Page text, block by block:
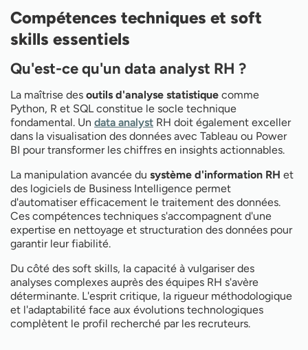
Compétences techniques et soft
skills essentiels
Qu'est-ce qu'un data analyst RH ?
La maîtrise des outils d'analyse statistique comme
Python, R et SQL constitue le socle technique
fondamental. Un data analyst RH doit également exceller
dans la visualisation des données avec Tableau ou Power
BI pour transformer les chiffres en insights actionnables.
La manipulation avancée du système d'information RH et
des logiciels de Business Intelligence permet
d'automatiser efficacement le traitement des données.
Ces compétences techniques s'accompagnent d'une
expertise en nettoyage et structuration des données pour
garantir leur fiabilité.
Du côté des soft skills, la capacité à vulgariser des
analyses complexes auprès des équipes RH s'avère
déterminante. L'esprit critique, la rigueur méthodologique
et l'adaptabilité face aux évolutions technologiques
complètent le profil recherché par les recruteurs.